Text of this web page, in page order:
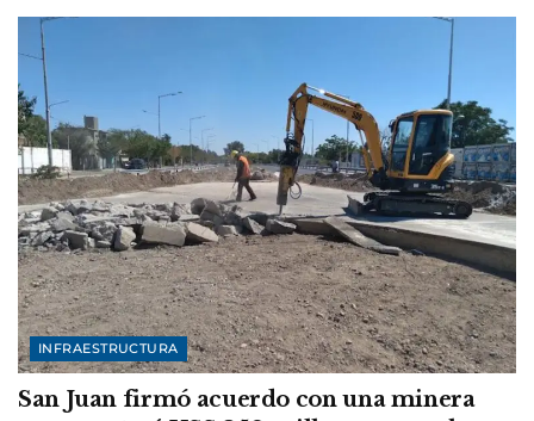
INFRAESTRUCTURA
San Juan firmó acuerdo con una minera